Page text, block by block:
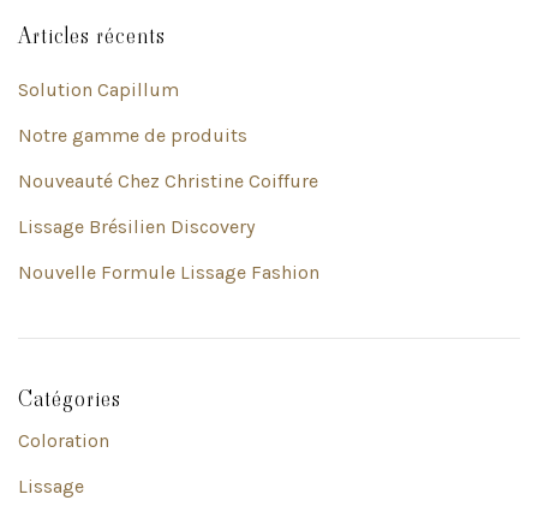
Articles récents
Solution Capillum
Notre gamme de produits
Nouveauté Chez Christine Coiffure
Lissage Brésilien Discovery
Nouvelle Formule Lissage Fashion
Catégories
Coloration
Lissage